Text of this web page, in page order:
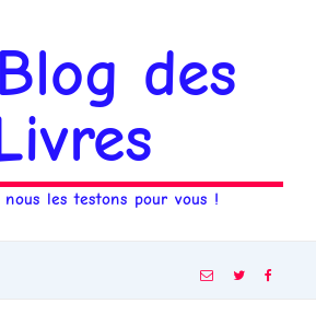
des
nous les testons pour vous !